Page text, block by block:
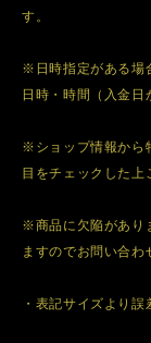
す。
※日時指定がある場
日時・時間（入金日
※ショップ情報から
目をチェックした上
※商品に欠陥があり
ますのでお問い合わ
・表記サイズより